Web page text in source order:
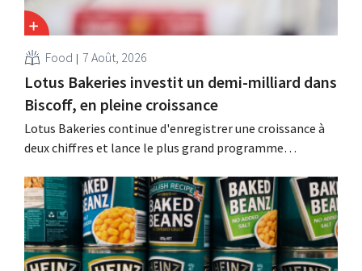
Food 7 Août, 2026
Lotus Bakeries investit un demi-milliard dans
Biscoff, en pleine croissance
Lotus Bakeries continue d'enregistrer une croissance à
deux chiffres et lance le plus grand programme
capacité de production de Biscoff : « Nous devons saisir
cette opportunité ».